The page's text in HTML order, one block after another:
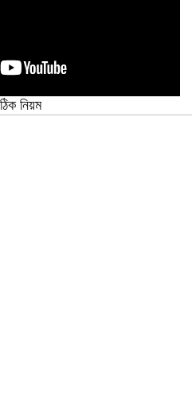
নিয়ম